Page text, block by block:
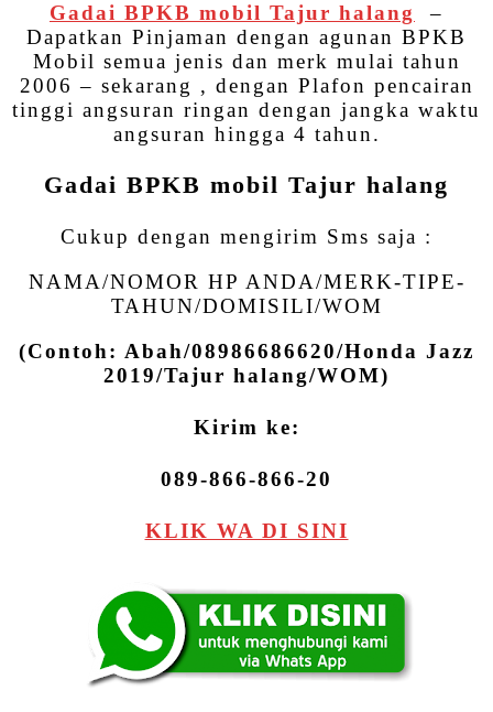
Gadai BPKB mobil Tajur halang
–
Dapatkan Pinjaman dengan agunan BPKB
Mobil semua jenis dan merk mulai tahun
2006 – sekarang , dengan Plafon pencairan
tinggi angsuran ringan dengan jangka waktu
angsuran hingga 4 tahun.
Gadai BPKB mobil Tajur halang
Cukup dengan mengirim Sms saja :
NAMA/NOMOR HP ANDA/MERK-TIPE-
TAHUN/DOMISILI/WOM
(Contoh: Abah/08986686620/Honda Jazz
2019/Tajur halang/WOM)
Kirim ke:
089-866-866-20
KLIK WA DI SINI